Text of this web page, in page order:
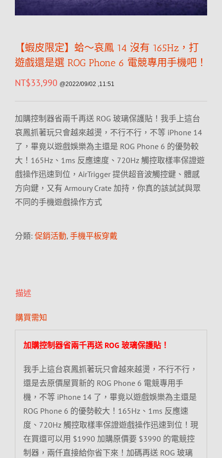
【蝦皮限定】蛤～哀鳳 14 沒有 165Hz，打
遊戲還是選 ROG Phone 6 電競專用手機吧！
NT$33,990 @2022/09/02 ,11:51
加購控制器省兩千再送 ROG 玻璃保護貼！我手上這台
哀鳳抓著玩只會越來越燙，不行不行，不等 iPhone 14
了，畢竟以遊戲娛樂為主還是 ROG Phone 6 的優勢較
大！165Hz、1ms 反應速度、720Hz 觸控取樣率保證遊
戲操作迅速到位，AirTrigger 提供超音波觸控鍵、體感
方向鍵，又有 Armoury Crate 加持，你真的該試試與眾
不同的手機遊戲操作方式
分類: 促銷活動, 手機平板穿戴
描述
購買需知
加購控制器省兩千再送 ROG 玻璃保護貼！
我手上這台哀鳳抓著玩只會越來越燙，不行不行，
還是去原價屋買新的 ROG Phone 6 電競專用手
機，不等 iPhone 14 了，畢竟以遊戲娛樂為主還是
ROG Phone 6 的優勢較大！165Hz、1ms 反應速
度、720Hz 觸控取樣率保證遊戲操作迅速到位！現
在買還可以用 $1990 加購原價要 $3990 的電競控
制器，兩仟直接給你省下來！加碼再送 ROG 玻璃